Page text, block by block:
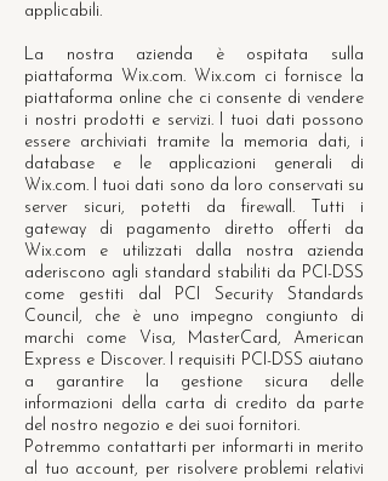
applicabili.
La nostra azienda è ospitata sulla
piattaforma Wix.com. Wix.com ci fornisce la
piattaforma online che ci consente di vendere
i nostri prodotti e servizi. I tuoi dati possono
essere archiviati tramite la memoria dati, i
database e le applicazioni generali di
Wix.com. I tuoi dati sono da loro conservati su
server sicuri, potetti da firewall. Tutti i
gateway di pagamento diretto offerti da
Wix.com e utilizzati dalla nostra azienda
aderiscono agli standard stabiliti da PCI-DSS
come gestiti dal PCI Security Standards
Council, che è uno impegno congiunto di
marchi come Visa, MasterCard, American
Express e Discover. I requisiti PCI-DSS aiutano
a garantire la gestione sicura delle
informazioni della carta di credito da parte
del nostro negozio e dei suoi fornitori.
Potremmo contattarti per informarti in merito
al tuo account, per risolvere problemi relativi